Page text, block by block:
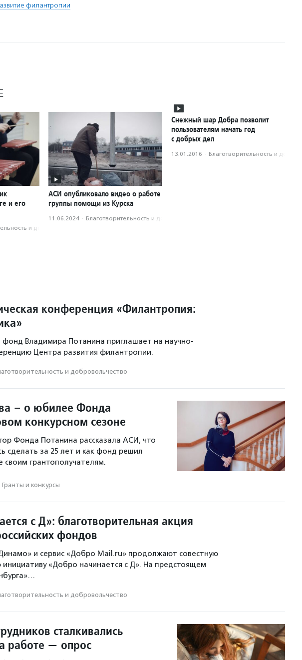
филантропии
и его
и доброволь­чест­во
АСИ опубликовало видео о работе
группы помощи из Курска
11.06.2024 · Благотвори­тель­ность и доброволь­чест­во
Снежный шар Добра позволит
пользователям начать год
с добрых дел
13.01.2016 · Благотвори­тель­ность и
конференция «Филантропия:
фонд Владимира Потанина приглашает на научно-
Центра развития филантропии.
и доброволь­чест­во
– о юбилее Фонда
конкурсном сезоне
Фонда Потанина рассказала АСИ, что
сделать за 25 лет и как фонд решил
своим грантополучателям.
Гранты и конкурсы
с Д»: благотворительная акция
фондов
и сервис «Добро Mail.ru» продолжают совестную
инициативу «Добро начинается с Д». На предстоящем
и доброволь­чест­во
сталкивались
работе — опрос